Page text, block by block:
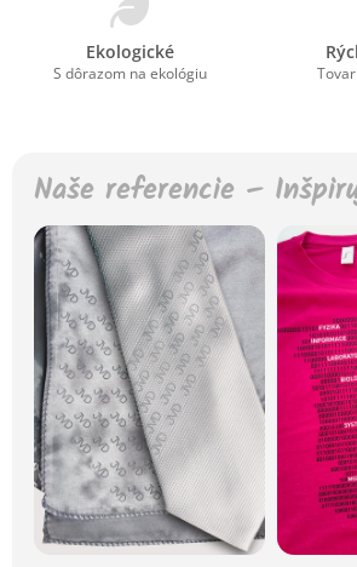
Ekologické
S dôrazom na ekológiu
Naše referencie –